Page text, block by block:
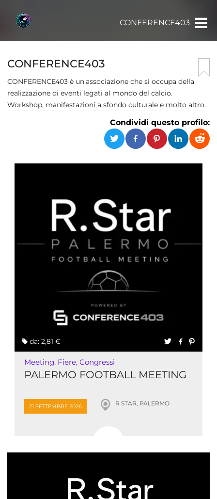
CONFERENCE403
CONFERENCE403
CONFERENCE403 è un'associazione che si occupa della
realizzazione di eventi legati al mondo del calcio.
Workshop, manifestazioni a sfondo culturale e molto altro.
Condividi questo profilo:
da: 2,81 €
Meeting, Fiere, Congressi
PALERMO FOOTBALL MEETING
21 SETTEMBRE 2026 R STAR, PALERMO